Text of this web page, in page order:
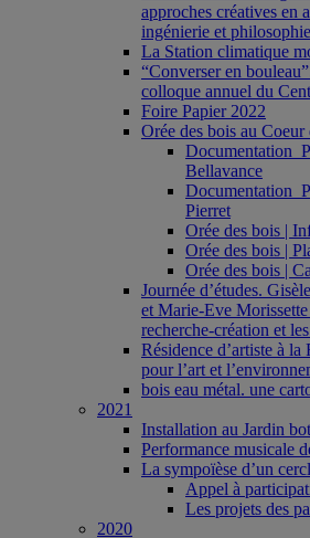
approches créatives en
ingénierie et philosophie
La Station climatique
“Converser en
colloque annuel du
Foire Papier 2022
Orée des bois au Coeur
Bellavance
Pierret
Orée des bois |
Orée des bois |
Orée des bois |
Journée d’études.
et Marie-Eve
recherche-création et
Résidence d’artiste à
pour l’art et
bois eau métal. une
2021
Installation au Jardin
Performance musicale
La sympoïèse d’un
Appel à
Les projets des
2020